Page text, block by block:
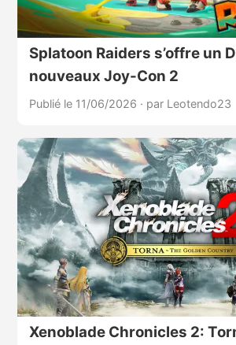
Splatoon Raiders s’offre un
nouveaux Joy-Con 2
Publié le 11/06/2026 · par Leotendo23
Xenoblade Chronicles 2: